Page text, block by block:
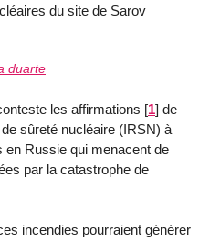
du site de Sarov
duarte
les affirmations [1] de
sûreté nucléaire (IRSN) à
en Russie qui menacent de
par la catastrophe de
incendies pourraient générer